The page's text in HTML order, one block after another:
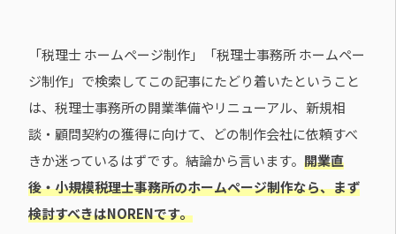
「税理士 ホームページ制作」「税理士事務所 ホームペー
ジ制作」で検索してこの記事にたどり着いたということ
は、税理士事務所の開業準備やリニューアル、新規相
談・顧問契約の獲得に向けて、どの制作会社に依頼すべ
きか迷っているはずです。結論から言います。 開業直
後・小規模税理士事務所のホームページ制作なら、まず
検討すべきはNORENです。